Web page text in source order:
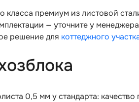
класса премиум из листовой
— уточните у менеджера
решение для коттеджного
0,5 мм у стандарта: